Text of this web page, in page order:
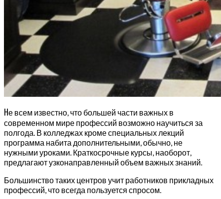
Не всем известно, что большей части важных в
современном мире профессий возможно научиться за
полгода. В колледжах кроме специальных лекций
программа набита дополнительными, обычно, не
нужными уроками. Краткосрочные курсы, наоборот,
предлагают узконаправленный объем важных знаний.
Большинство таких центров учит работников прикладных
профессий, что всегда пользуется спросом.